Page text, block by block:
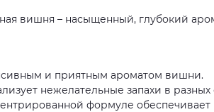
вишня – насыщенный, глубокий
и приятным ароматом вишни.
нежелательные запахи в разных
формуле